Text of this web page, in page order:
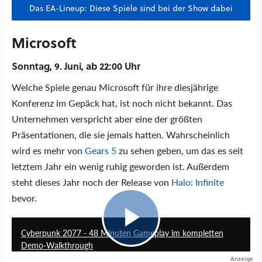
Das EA-Lineup: Diese Spiele sind bei der Show dabei
Microsoft
Sonntag, 9. Juni, ab 22:00 Uhr
Welche Spiele genau Microsoft für ihre diesjährige
Konferenz im Gepäck hat, ist noch nicht bekannt. Das
Unternehmen verspricht aber eine der größten
Präsentationen, die sie jemals hatten. Wahrscheinlich
wird es mehr von Gears 5zu sehen geben, um das es seit
letztem Jahr ein wenig ruhig geworden ist. Außerdem
steht dieses Jahr noch der Release von Halo: Infinite
bevor.
Cyberpunk 2077 - 48 Minuten Gameplay im kompletten
Demo-Walkthrough